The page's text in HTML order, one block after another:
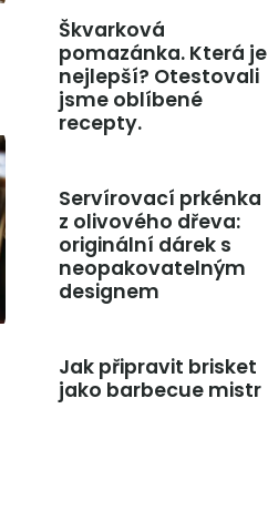
Škvarková
pomazánka. Která je
nejlepší? Otestovali
jsme oblíbené
recepty.
Servírovací prkénka
z olivového dřeva:
originální dárek s
neopakovatelným
designem
Jak připravit brisket
jako barbecue mistr